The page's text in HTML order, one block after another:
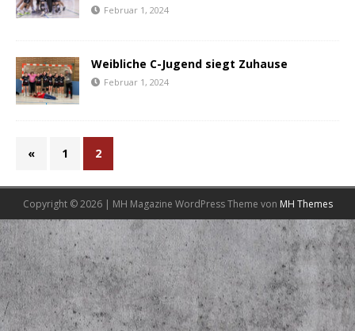
Februar 1, 2024
Weibliche C-Jugend siegt Zuhause
Februar 1, 2024
« 1 2
Copyright © 2026 | MH Magazine WordPress Theme von MH Themes